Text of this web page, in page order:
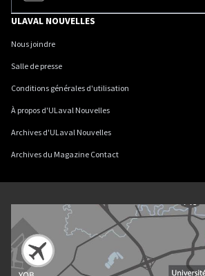
ULAVAL NOUVELLES
Nous joindre
Salle de presse
Conditions générales d'utilisation
À propos d'ULaval Nouvelles
Archives d'ULaval Nouvelles
Archives du Magazine Contact